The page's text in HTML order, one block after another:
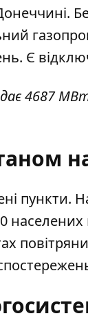
Є
4687
пункти.